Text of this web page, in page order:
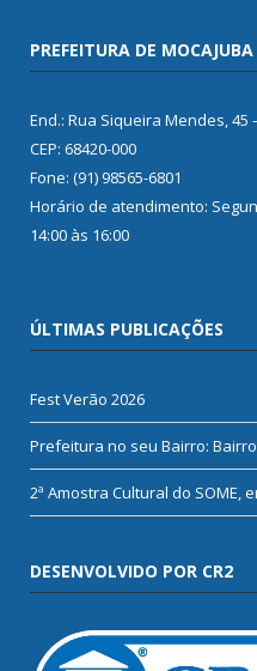
PREFEITURA DE MOCAJUBA
End.: Rua Siqueira Mendes, 45
CEP: 68420-000
Fone: (91) 98565-6801
Horário de atendimento:
14:00 às 16:00
ÚLTIMAS PUBLICAÇÕES
Fest Verão 2026
Prefeitura no seu Bairro:
2ª Amostra Cultural do SOME,
DESENVOLVIDO POR CR2